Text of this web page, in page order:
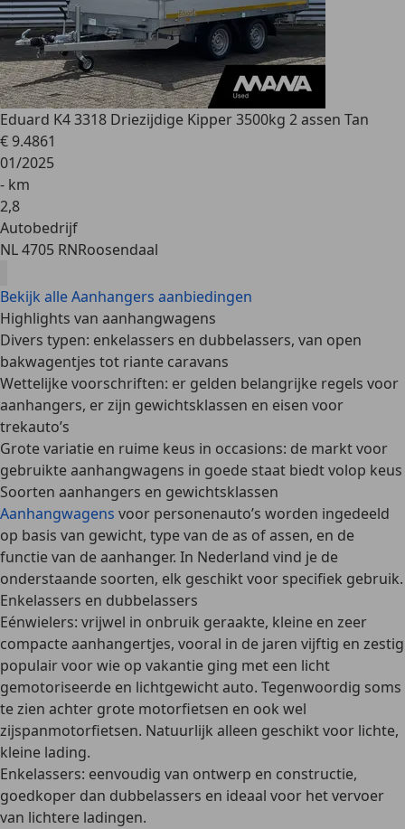
Eduard K4 3318 Driezijdige Kipper 3500kg 2 assen Tan
€ 9.4861
01/2025
- km
2,8
Autobedrijf
NL 4705 RNRoosendaal
Bekijk alle Aanhangers aanbiedingen
Highlights van aanhangwagens
Divers typen: enkelassers en dubbelassers, van open
bakwagentjes tot riante caravans
Wettelijke voorschriften: er gelden belangrijke regels voor
aanhangers, er zijn gewichtsklassen en eisen voor
trekauto’s
Grote variatie en ruime keus in occasions: de markt voor
gebruikte aanhangwagens in goede staat biedt volop keus
Soorten aanhangers en gewichtsklassen
Aanhangwagens voor personenauto’s worden ingedeeld
op basis van gewicht, type van de as of assen, en de
functievan de aanhanger. In Nederland vind je de
onderstaande soorten, elk geschikt voor specifiek gebruik.
Enkelassers en dubbelassers
Eénwielers: vrijwel in onbruik geraakte, kleine en zeer
compacteaanhangertjes, vooral in de jaren vijftig en zestig
populair voor wie op vakantie ging met een licht
gemotoriseerde en lichtgewicht auto. Tegenwoordig soms
te zien achter grote motorfietsen en ook wel
zijspanmotorfietsen. Natuurlijk alleen geschikt voor lichte,
kleine lading.
Enkelassers: eenvoudig van ontwerp en constructie,
goedkoper dan dubbelassers en ideaal voor het vervoer
van lichtere ladingen.